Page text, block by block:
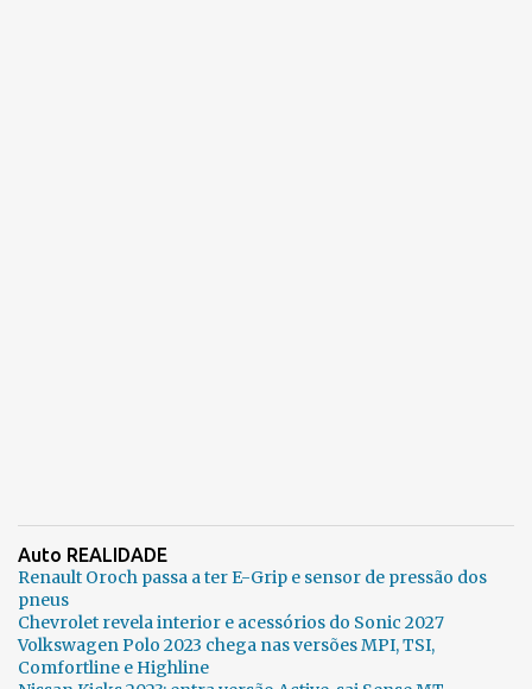
Auto REALIDADE
Renault Oroch passa a ter E-Grip e sensor de pressão dos
pneus
Chevrolet revela interior e acessórios do Sonic 2027
Volkswagen Polo 2023 chega nas versões MPI, TSI,
Comfortline e Highline